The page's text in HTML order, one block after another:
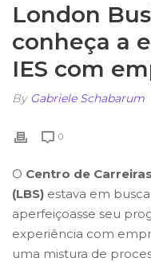
London
conheça a
IES com
By Gabriele Schabarum
0
O Centro de
(LBS) estava em
aperfeiçoasse seu
experiência com
uma mistura de